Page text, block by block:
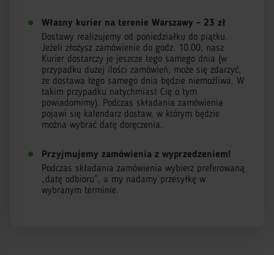
Własny kurier na terenie Warszawy - 23 zł
Dostawy realizujemy od poniedziałku do piątku.
Jeżeli złożysz zamówienie do godz. 10.00, nasz
Kurier dostarczy je jeszcze tego samego dnia (w
przypadku dużej ilości zamówień, może się zdarzyć,
że dostawa tego samego dnia będzie niemożliwa. W
takim przypadku natychmiast Cię o tym
powiadomimy). Podczas składania zamówienia
pojawi się kalendarz dostaw, w którym będzie
można wybrać datę doręczenia.
Przyjmujemy zamówienia z wyprzedzeniem!
Podczas składania zamówienia wybierz preferowaną
„datę odbioru”, a my nadamy przesyłkę w
wybranym terminie.